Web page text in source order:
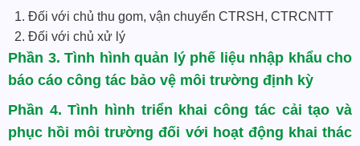
1. Đối với chủ thu gom, vận chuyển CTRSH, CTRCNTT
2. Đối với chủ xử lý
Phần 3. Tình hình quản lý phế liệu nhập khẩu cho
báo cáo công tác bảo vệ môi trường định kỳ
Phần 4. Tình hình triển khai công tác cải tạo và
phục hồi môi trường đối với hoạt động khai thác